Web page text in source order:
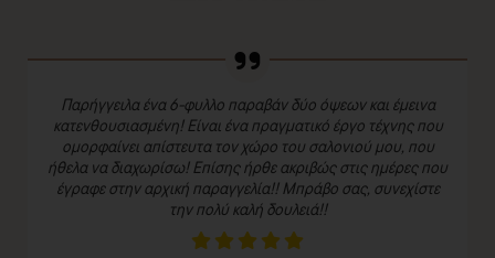
Παρήγγειλα ένα 6-φυλλο παραβάν δύο όψεων και έμεινα
κατενθουσιασμένη! Είναι ένα πραγματικό έργο τέχνης που
ομορφαίνει απίστευτα τον χώρο του σαλονιού μου, που
ήθελα να διαχωρίσω! Επίσης ήρθε ακριβώς στις ημέρες που
έγραφε στην αρχική παραγγελία!! Μπράβο σας, συνεχίστε
την πολύ καλή δουλειά!!